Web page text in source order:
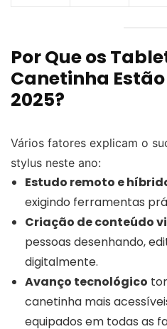
Por Que os
Canetinha
2025?
Vários fatores explicam o
stylus neste ano:
Estudo remoto e
exigindo ferramentas
Criação de conteúdo
pessoas desenhando,
digitalmente.
Avanço tecnológico
canetinha mais
equipados em todas as